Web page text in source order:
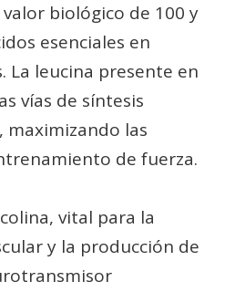
biológico de 100 y
esenciales en
La leucina presente en
vías de síntesis
maximizando las
de fuerza.
vital para la
y la producción de